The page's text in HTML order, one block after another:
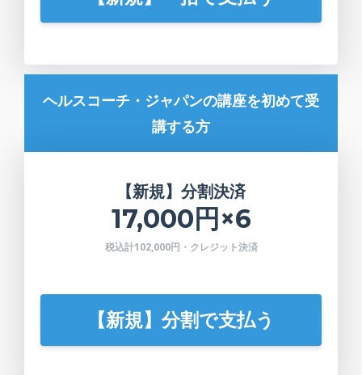
ヘルスコーチ・ジャパンの講座を初めて受
講する方
【新規】分割決済
17,000円×6
税込計102,000円・クレジット決済
【新規】分割で支払う